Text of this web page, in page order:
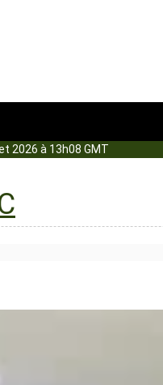
2026 à 13h08 GMT